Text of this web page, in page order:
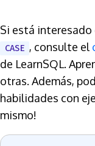
Si está interesado
CASE , consulte el
de LearnSQL.
otras. Además,
habilidades con
mismo!